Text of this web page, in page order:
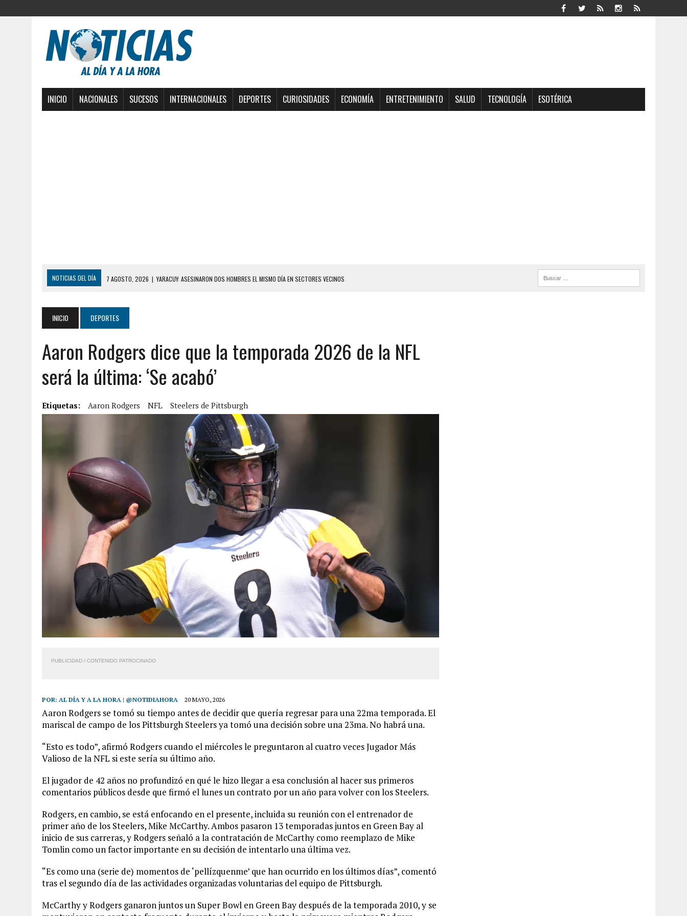
INICIO NACIONALES SUCESOS INTERNACIONALES DEPORTES CURIOSIDADES ECONOMÍA ENTRETENIMIENTO SALUD TECNOLOGÍA ESOTÉRICA
NOTICIAS DEL DÍA 7 AGOSTO, 2026 | YARACUY: ASESINARON DOS HOMBRES EL MISMO DÍA EN SECTORES VECINOS
6 AGOSTO, 2026 | BARINAS: ADOLESCENTE SE QUITÓ LA VIDA TRAS SER ACOSADA Y ABUSADA POR LA PAREJA DE SU ABUELA
6 AGOSTO, 2026
CONMOCIÓN EN COLORADO POR ASESINATO DE UNA ADOLESCENTE VENEZOLANA EN REUNIÓN CON AMIGOS
9 AGOSTO, 2026
LARA: FALLECIÓ NIÑA CON DOS AÑOS AHOGADA TRAS CAER EN TANQUE DE AGUA
9 AGOSTO, 2026
FALLECIÓ FUNCIONARIO DE LA PNB DURANTE ENFRENTAMIENTO EN EL VALLE: HAY CUATRO PRESUNTOS DELINCUENTES ABATIDOS
7 AGOSTO, 2026 | FUGA DE GAS GENERÓ EXPLOSIÓN EN LOCAL COMERCIAL DE CHACAO
HOMBRE ASESINÓ A SU TÍA CON UN PUÑAL Y DEJÓ HERIDAS A SU PRIMA Y A OTRO FAMILIAR EN BOLÍVAR
INICIO DEPORTES
Aaron Rodgers dice que la temporada 2026 de la NFL
será la última: ‘Se acabó’
Etiquetas: Aaron Rodgers NFL Steelers de Pittsburgh
PUBLICIDAD / CONTENIDO PATROCINADO
POR: AL DÍA Y A LA HORA | @NOTIDIAHORA 20 MAYO, 2026
Aaron Rodgers se tomó su tiempo antes de decidir que quería regresar para una 22ma temporada. El
mariscal de campo de los Pittsburgh Steelers ya tomó una decisión sobre una 23ma. No habrá una.
“Esto es todo”, afirmó Rodgers cuando el miércoles le preguntaron al cuatro veces Jugador Más
Valioso de la NFL si este sería su último año.
El jugador de 42 años no profundizó en qué le hizo llegar a esa conclusión al hacer sus primeros
comentarios públicos desde que firmó el lunes un contrato por un año para volver con los Steelers.
Rodgers, en cambio, se está enfocando en el presente, incluida su reunión con el entrenador de
primer año de los Steelers, Mike McCarthy. Ambos pasaron 13 temporadas juntos en Green Bay al
inicio de sus carreras, y Rodgers señaló a la contratación de McCarthy como reemplazo de Mike
Tomlin como un factor importante en su decisión de intentarlo una última vez.
“Es como una (serie de) momentos de ‘pellízquenme’ que han ocurrido en los últimos días”, comentó
tras el segundo día de las actividades organizadas voluntarias del equipo de Pittsburgh.
McCarthy y Rodgers ganaron juntos un Super Bowl en Green Bay después de la temporada 2010, y se